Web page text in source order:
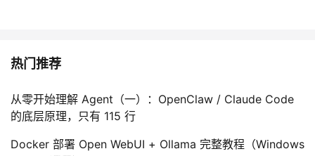
热门推荐
从零开始理解 Agent（一）：OpenClaw / Claude Code
的底层原理，只有 115 行
Docker 部署 Open WebUI + Ollama 完整教程（Windows